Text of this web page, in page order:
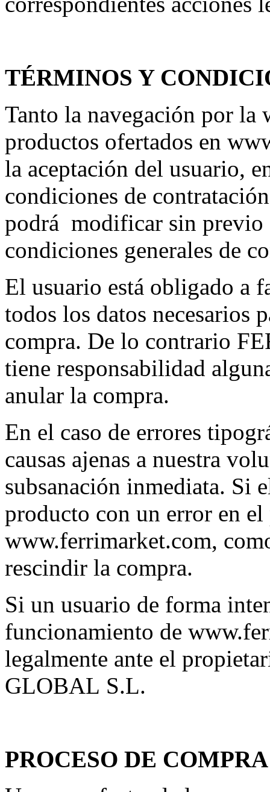
TÉRMINOS Y
Tanto la navegación por la
productos ofertados en
la aceptación del usuario,
condiciones de
podrá modificar sin previo
condiciones generales de
El usuario está obligado a
todos los datos necesarios
compra. De lo contrario
tiene responsabilidad
anular la compra.
En el caso de errores
causas ajenas a nuestra
subsanación inmediata. Si
producto con un error en
www.ferrimarket.com,
rescindir la compra.
Si un usuario de forma
funcionamiento de
legalmente ante el
GLOBAL S.L.
PROCESO DE COMPRA